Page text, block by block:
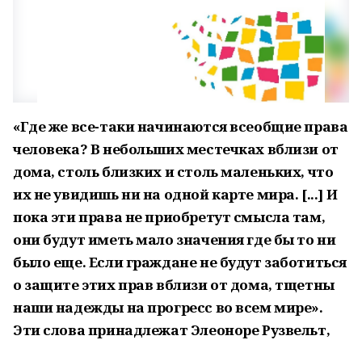
«Где же все-таки начинаются всеобщие права
человека? В небольших местечках вблизи от
дома, столь близких и столь маленьких, что
их не увидишь ни на одной карте мира. [...] И
пока эти права не приобретут смысла там,
они будут иметь мало значения где бы то ни
было еще. Если граждане не будут заботиться
о защите этих прав вблизи от дома, тщетны
наши надежды на прогресс во всем мире».
Эти слова принадлежат Элеоноре Рузвельт,